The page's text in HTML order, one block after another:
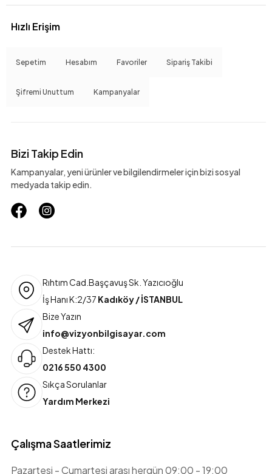
Hızlı Erişim
Sepetim Hesabım Favoriler Sipariş Takibi
Şifremi Unuttum Kampanyalar
Bizi Takip Edin
Kampanyalar, yeni ürünler ve bilgilendirmeler için bizi sosyal
medyada takip edin.
Rıhtım Cad.Başçavuş Sk. Yazıcıoğlu
İş Hanı K:2/37 Kadıköy / İSTANBUL
Bize Yazın
info@vizyonbilgisayar.com
Destek Hattı:
0216 550 4300
Sıkça Sorulanlar
Yardım Merkezi
Çalışma Saatlerimiz
Pazartesi - Cumartesi arası hergün 09:00 - 19:00